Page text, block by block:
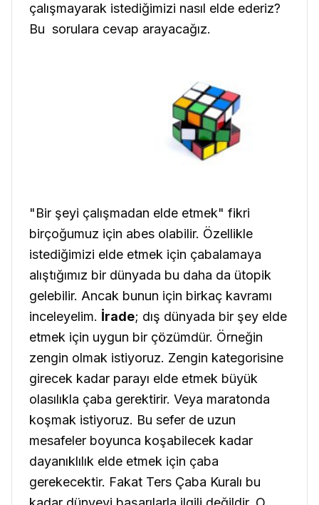
çalışmayarak istediğimizi nasıl elde ederiz?
Bu sorulara cevap arayacağız.
"Bir şeyi çalışmadan elde etmek" fikri
birçoğumuz için abes olabilir. Özellikle
istediğimizi elde etmek için çabalamaya
alıştığımız bir dünyada bu daha da ütopik
gelebilir. Ancak bunun için birkaç kavramı
inceleyelim. İrade; dış dünyada bir şey elde
etmek için uygun bir çözümdür. Örneğin
zengin olmak istiyoruz. Zengin kategorisine
girecek kadar parayı elde etmek büyük
olasılıkla çaba gerektirir. Veya maratonda
koşmak istiyoruz. Bu sefer de uzun
mesafeler boyunca koşabilecek kadar
dayanıklılık elde etmek için çaba
gerekecektir. Fakat Ters Çaba Kuralı bu